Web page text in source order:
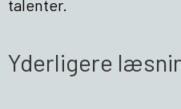
talenter.
Yderligere